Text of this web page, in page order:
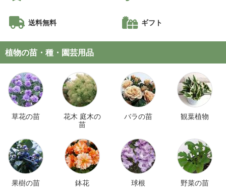
送料無料 ギフト
植物の苗・種・園芸用品
草花の苗
花木 庭木の
苗
バラの苗 観葉植物
果樹の苗 鉢花 球根 野菜の苗